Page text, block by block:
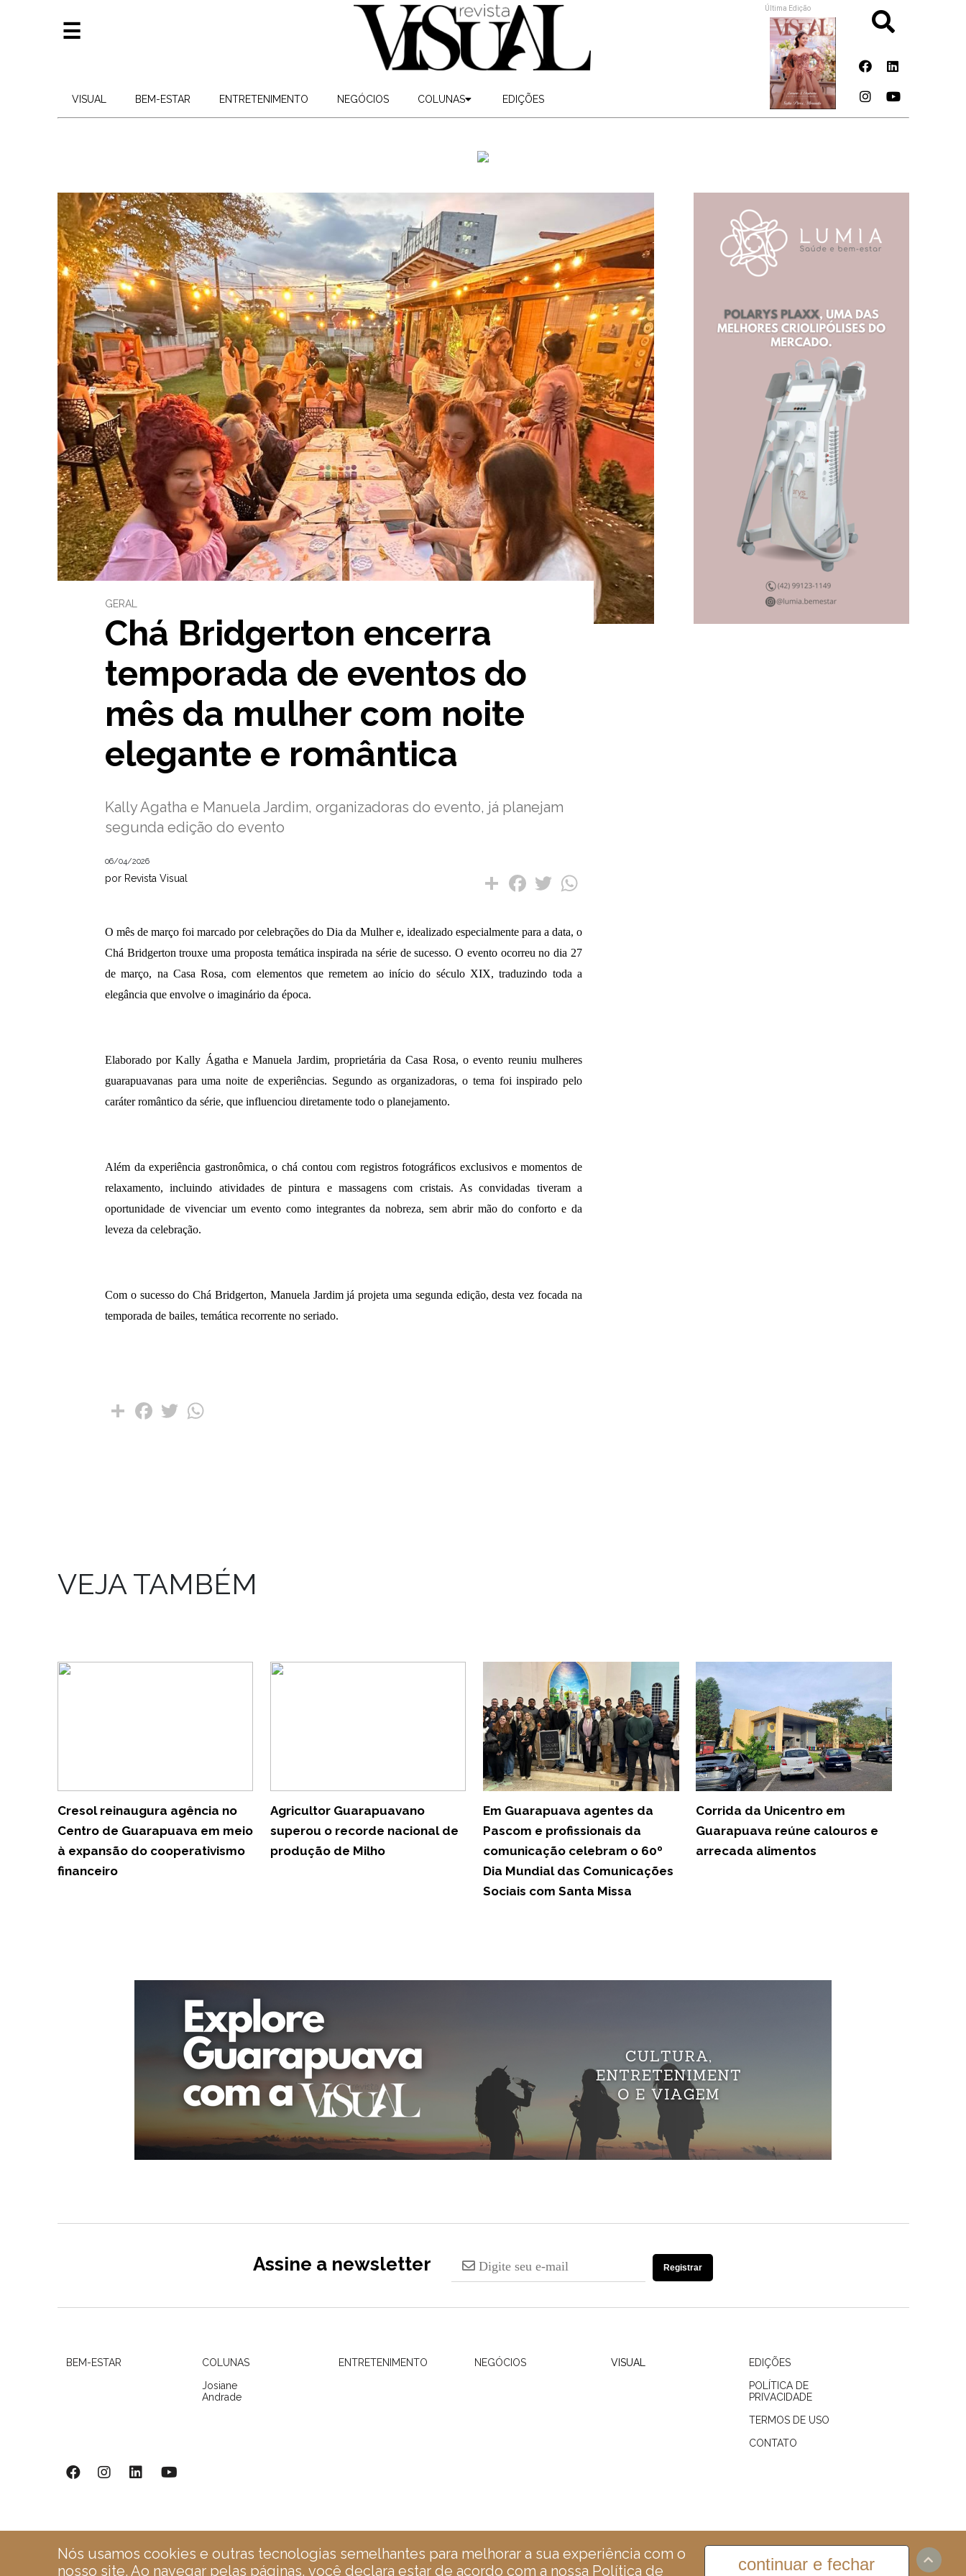
Colunas
Josiane
Andrade
Edições
Quem
Somos
Política
Segurança
Termos
Contato
☰
Última Edição
VISUAL BEM-ESTAR ENTRETENIMENTO NEGÓCIOS COLUNAS EDIÇÕES
GERAL
Chá Bridgerton encerra
temporada de eventos do
mês da mulher com noite
elegante e romântica
Kally Agatha e Manuela Jardim, organizadoras do evento, já planejam
segunda edição do evento
06/04/2026
por Revista Visual Compartilhar
Facebook
Twitter
O mês de março foi marcado por celebrações do Dia da Mulher e, idealizado especialmente para a data, o
Chá Bridgerton trouxe uma proposta temática inspirada na série de sucesso. O evento ocorreu no dia 27
de março, na Casa Rosa, com elementos que remetem ao início do século XIX, traduzindo toda a
elegância que envolve o imaginário da época.
Elaborado por Kally Ágatha e Manuela Jardim, proprietária da Casa Rosa, o evento reuniu mulheres
guarapuavanas para uma noite de experiências. Segundo as organizadoras, o tema foi inspirado pelo
caráter romântico da série, que influenciou diretamente todo o planejamento.
Além da experiência gastronômica, o chá contou com registros fotográficos exclusivos e momentos de
relaxamento, incluindo atividades de pintura e massagens com cristais. As convidadas tiveram a
oportunidade de vivenciar um evento como integrantes da nobreza, sem abrir mão do conforto e da
leveza da celebração.
Com o sucesso do Chá Bridgerton, Manuela Jardim já projeta uma segunda edição, desta vez focada na
temporada de bailes, temática recorrente no seriado.
Compartilhar
Facebook
Twitter
VEJA TAMBÉM
Cresol reinaugura agência no
Centro de Guarapuava em meio
à expansão do cooperativismo
financeiro
Agricultor Guarapuavano
superou o recorde nacional de
produção de Milho
Em Guarapuava agentes da
Pascom e profissionais da
comunicação celebram o 60º
Dia Mundial das Comunicações
Sociais com Santa Missa
Corrida da Unicentro em
Guarapuava reúne calouros e
arrecada alimentos
Assine a newsletter Registrar
BEM-ESTAR
COLUNAS
Josiane
Andrade
ENTRETENIMENTO NEGÓCIOS VISUAL
EDIÇÕES
POLÍTICA DE
PRIVACIDADE
TERMOS DE USO
CONTATO
Nós usamos cookies e outras tecnologias semelhantes para melhorar a sua experiência com o
nosso site. Ao navegar pelas páginas, você declara estar de acordo com a nossa Política de continuar e fechar